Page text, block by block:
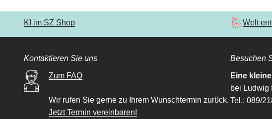
KI im SZ Shop Welt
Kontaktieren Sie uns
Zum FAQ
Wir rufen Sie gerne zu Ihrem Wunschtermin zurück.
Jetzt Termin vereinbaren!
Besuchen
Eine
bei Ludwig
Tel.: 089/